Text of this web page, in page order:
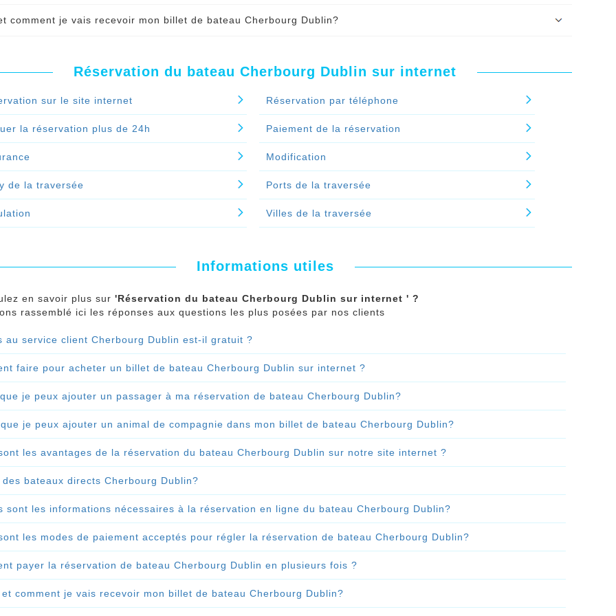
Si c’est le cas vous pouvez payerjuste un acompte lors de la réservation.
comment je vais recevoir mon billet de bateau Cherbourg Dublin?
Réservation du bateau Cherbourg Dublin sur internet
sur le site internet Réservation par téléphone
la réservation plus de 24h Paiement de la réservation
Modification
de la traversée Ports de la traversée
Villes de la traversée
Informations utiles
en savoir plus sur'Réservation du bateau Cherbourg Dublin sur internet ' ?
rassemblé ici les réponses aux questions les plus posées par nos clients
au service client Cherbourg Dublin est-il gratuit ?
faire pour acheter un billet de bateau Cherbourg Dublin sur internet ?
je peux ajouter un passager à ma réservation de bateau Cherbourg Dublin?
je peux ajouter un animal de compagnie dans mon billet de bateau Cherbourg Dublin?
les avantages de la réservation du bateau Cherbourg Dublin sur notre site internet ?
bateaux directs Cherbourg Dublin?
sont les informations nécessaires à la réservation en ligne du bateau Cherbourg Dublin?
les modes de paiement acceptés pour régler la réservation de bateau Cherbourg Dublin?
payer la réservation de bateau Cherbourg Dublin en plusieurs fois ?
et comment je vais recevoir mon billet de bateau Cherbourg Dublin?